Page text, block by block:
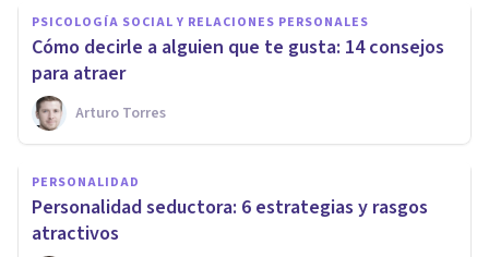
PSICOLOGÍA SOCIAL Y RELACIONES PERSONALES
Cómo decirle a alguien que te gusta: 14 consejos
para atraer
Arturo Torres
PERSONALIDAD
Personalidad seductora: 6 estrategias y rasgos
atractivos
PSICOLOGÍA SOCIAL Y RELACIONES PERSONALES
¿Cómo gustarle a alguien?
Gary Chapman nos da 5
técnicas